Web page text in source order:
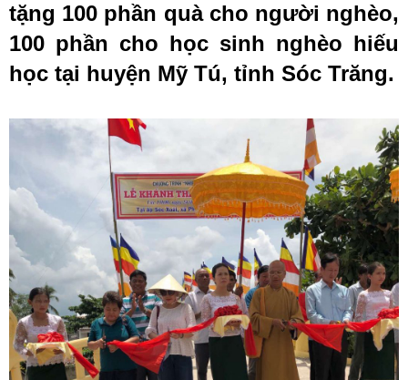
tặng 100 phần quà cho người nghèo,
100 phần cho học sinh nghèo hiếu
học tại huyện Mỹ Tú, tỉnh Sóc Trăng.